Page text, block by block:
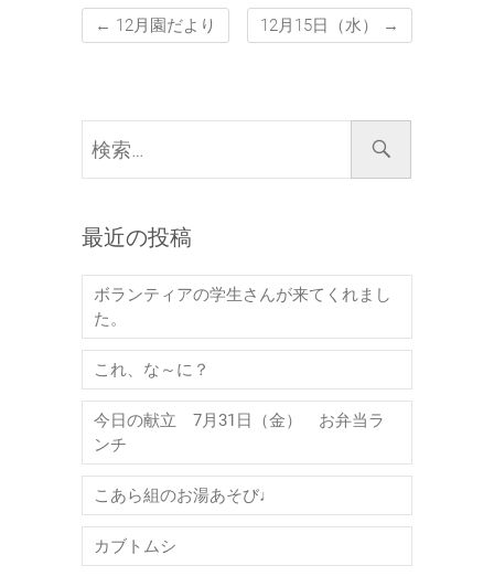
← 12月園だより 12月15日（水） →
索…
最近の投稿
ボランティアの学生さんが来てくれまし
た。
これ、な～に？
今日の献立 7月31日（金） お弁当ラ
ンチ
こあら組のお湯あそび♩
カブトムシ